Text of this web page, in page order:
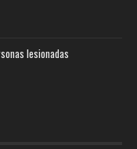
lesionadas